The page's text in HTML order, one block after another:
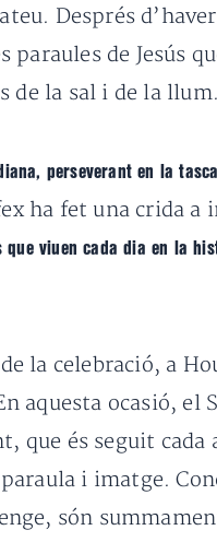
Després
de Jesús
de la sal i de la llum.
perseverant en la
ha fet una crida a
que viuen cada dia en la
la celebració, a
aquesta ocasió, el
que és seguit cada
i imatge.
són